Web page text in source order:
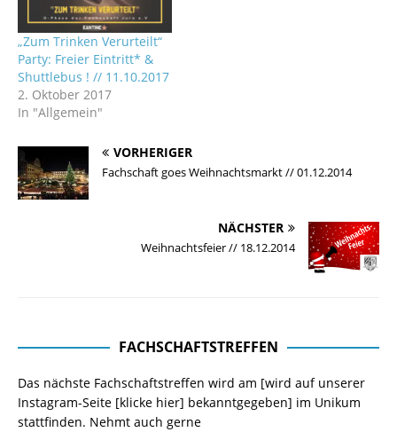
„Zum Trinken Verurteilt“
Party: Freier Eintritt* &
Shuttlebus ! // 11.10.2017
2. Oktober 2017
In "Allgemein"
VORHERIGER
Fachschaft goes Weihnachtsmarkt // 01.12.2014
NÄCHSTER
Weihnachtsfeier // 18.12.2014
FACHSCHAFTSTREFFEN
Das nächste Fachschaftstreffen wird am [wird auf unserer
Instagram-Seite [klicke hier] bekanntgegeben] im Unikum
stattfinden. Nehmt auch gerne